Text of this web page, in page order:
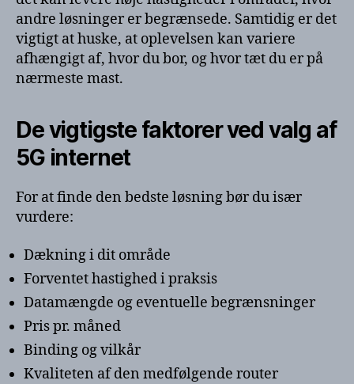
andre løsninger er begrænsede. Samtidig er det
vigtigt at huske, at oplevelsen kan variere
afhængigt af, hvor du bor, og hvor tæt du er på
nærmeste mast.
De vigtigste faktorer ved valg af
5G internet
For at finde den bedste løsning bør du især
vurdere:
Dækning i dit område
Forventet hastighed i praksis
Datamængde og eventuelle begrænsninger
Pris pr. måned
Binding og vilkår
Kvaliteten af den medfølgende router